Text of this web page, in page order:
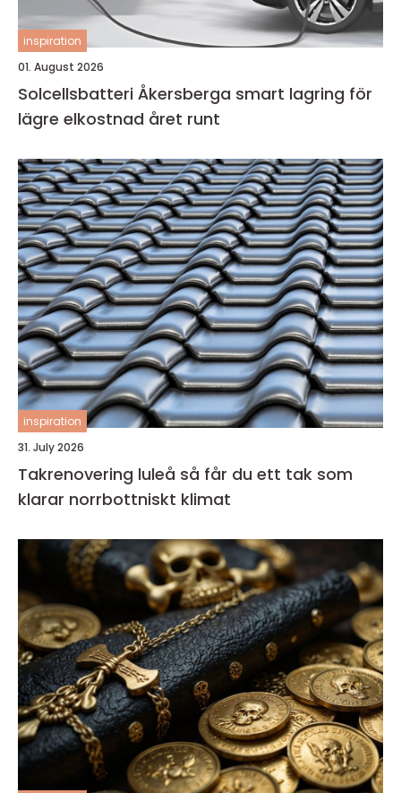
inspiration
01. August 2026
Solcellsbatteri Åkersberga smart lagring för
lägre elkostnad året runt
inspiration
31. July 2026
Takrenovering luleå så får du ett tak som
klarar norrbottniskt klimat